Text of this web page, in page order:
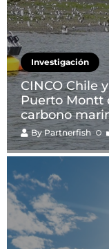
Investigación
CINCO Chile
Puerto Montt
carbono
ByPartnerfish